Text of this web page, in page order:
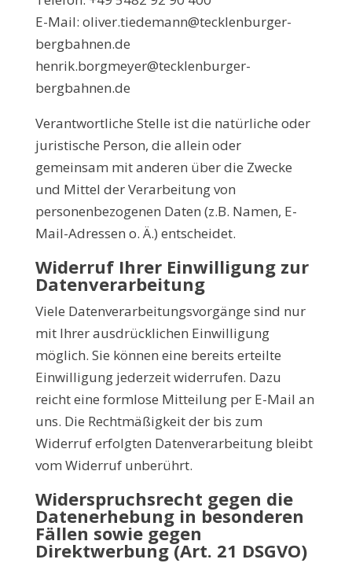
E-Mail: oliver.tiedemann@tecklenburger-
bergbahnen.de
henrik.borgmeyer@tecklenburger-
bergbahnen.de
Verantwortliche Stelle ist die natürliche oder
juristische Person, die allein oder
gemeinsam mit anderen über die Zwecke
und Mittel der Verarbeitung von
personenbezogenen Daten (z.B. Namen, E-
Mail-Adressen o. Ä.) entscheidet.
Widerruf Ihrer Einwilligung zur
Datenverarbeitung
Viele Datenverarbeitungsvorgänge sind nur
mit Ihrer ausdrücklichen Einwilligung
möglich. Sie können eine bereits erteilte
Einwilligung jederzeit widerrufen. Dazu
reicht eine formlose Mitteilung per E-Mail an
uns. Die Rechtmäßigkeit der bis zum
Widerruf erfolgten Datenverarbeitung bleibt
vom Widerruf unberührt.
Widerspruchsrecht gegen die
Datenerhebung in besonderen
Fällen sowie gegen
Direktwerbung (Art. 21 DSGVO)